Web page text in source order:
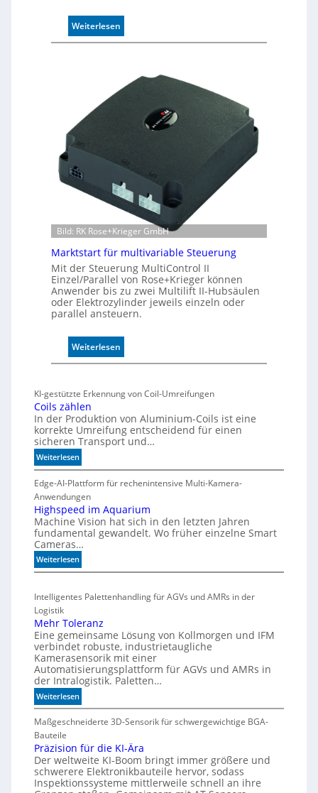
d
4
Weiterlesen:
I
k
e
g
s
e
n
s
o
r
ü
b
r
w
a
t
t
h
e
m
i
c
h
e
e
e
h
n
n
g
n
Bild: RK Rose+Krieger GmbH
Marktstart für multivariable Steuerung
Mit der Steuerung MultiControl II
Einzel/Parallel von Rose+Krieger können
Anwender bis zu zwei Multilift II-Hubsäulen
oder Elektrozylinder jeweils einzeln oder
parallel ansteuern.
Weiterlesen:
M
k
s
t
r
t
ü
r
m
t
v
r
a
b
l
S
t
u
e
r
KI-gestützte Erkennung von Coil-Umreifungen
Coils zählen
In der Produktion von Aluminium-Coils ist eine
korrekte Umreifung entscheidend für einen
sicheren Transport und…
Weiterlesen:
C
o
i
l
s
z
ä
h
l
n
Edge-AI-Plattform für rechenintensive Multi-Kamera-
Anwendungen
Highspeed im Aquarium
Machine Vision hat sich in den letzten Jahren
fundamental gewandelt. Wo früher einzelne Smart
Cameras…
Weiterlesen:
H
g
s
p
e
e
d
i
m
A
q
a
r
i
u
Intelligentes Palettenhandling für AGVs und AMRs in der
Logistik
Mehr Toleranz
Eine gemeinsame Lösung von Kollmorgen und IFM
verbindet robuste, industrietaugliche
Kamerasensorik mit einer
Automatisierungsplattform für AGVs und AMRs in
der Intralogistik. Paletten…
Weiterlesen:
M
e
r
T
o
l
Maßgeschneiderte 3D-Sensorik für schwergewichtige BGA-
Bauteile
Präzision für die KI-Ära
Der weltweite KI-Boom bringt immer größere und
schwerere Elektronikbauteile hervor, sodass
Inspektionssysteme mittlerweile schnell an ihre